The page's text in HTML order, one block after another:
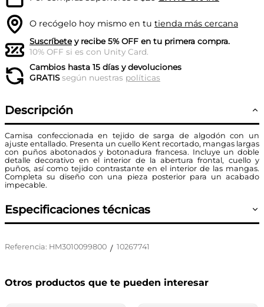
O recógelo hoy mismo en tu tienda más cercana
Suscríbetey recibe 5% OFF en tu primera compra.
10% OFF si es con Unity Card.
Cambios hasta 15 días y devoluciones
GRATISsegún nuestras políticas
Descripción
Camisa confeccionada en tejido de sarga de algodón con un
ajuste entallado. Presenta un cuello Kent recortado, mangas largas
con puños abotonados y botonadura francesa. Incluye un doble
detalle decorativo en el interior de la abertura frontal, cuello y
puños, así como tejido contrastante en el interior de las mangas.
Completa su diseño con una pieza posterior para un acabado
impecable.
Especificaciones técnicas
Referencia: HM3010099800 / 10267741
Otros productos que te pueden interesar